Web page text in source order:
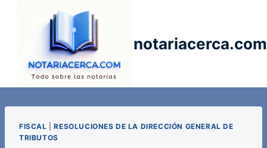
notariacerca.com
FISCAL |RESOLUCIONES DE LA DIRECCIÓN GENERAL DE
TRIBUTOS